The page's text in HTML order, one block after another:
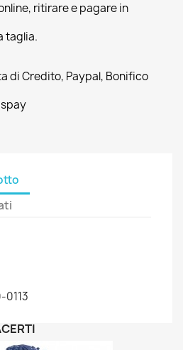
ritirare e pagare in
taglia.
di Credito, Paypal, Bonifico
0113